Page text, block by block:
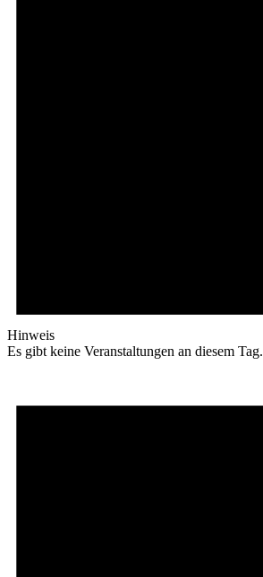
Hinweis
Es gibt keine Veranstaltungen an diesem Tag.